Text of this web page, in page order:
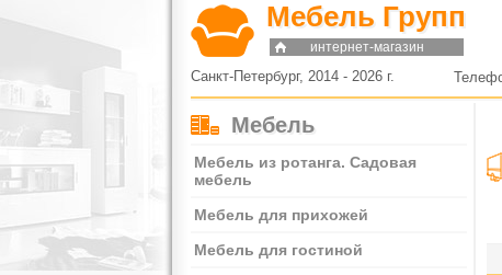
Мебель Групп
интернет-магазин
Санкт-Петербург, 2014 - 2026 г.
Мебель
Мебель из ротанга. Садовая
мебель
Мебель для прихожей
Мебель для гостиной